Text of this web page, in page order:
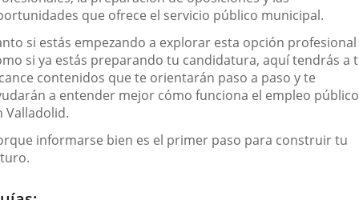
que ofrece el servicio público municipal.
si estás empezando a explorar esta opción profesional
si ya estás preparando tu candidatura, aquí tendrás a
contenidos que te orientarán paso a paso y te
a entender mejor cómo funciona el empleo público
Valladolid.
informarse bien es el primer paso para construir tu